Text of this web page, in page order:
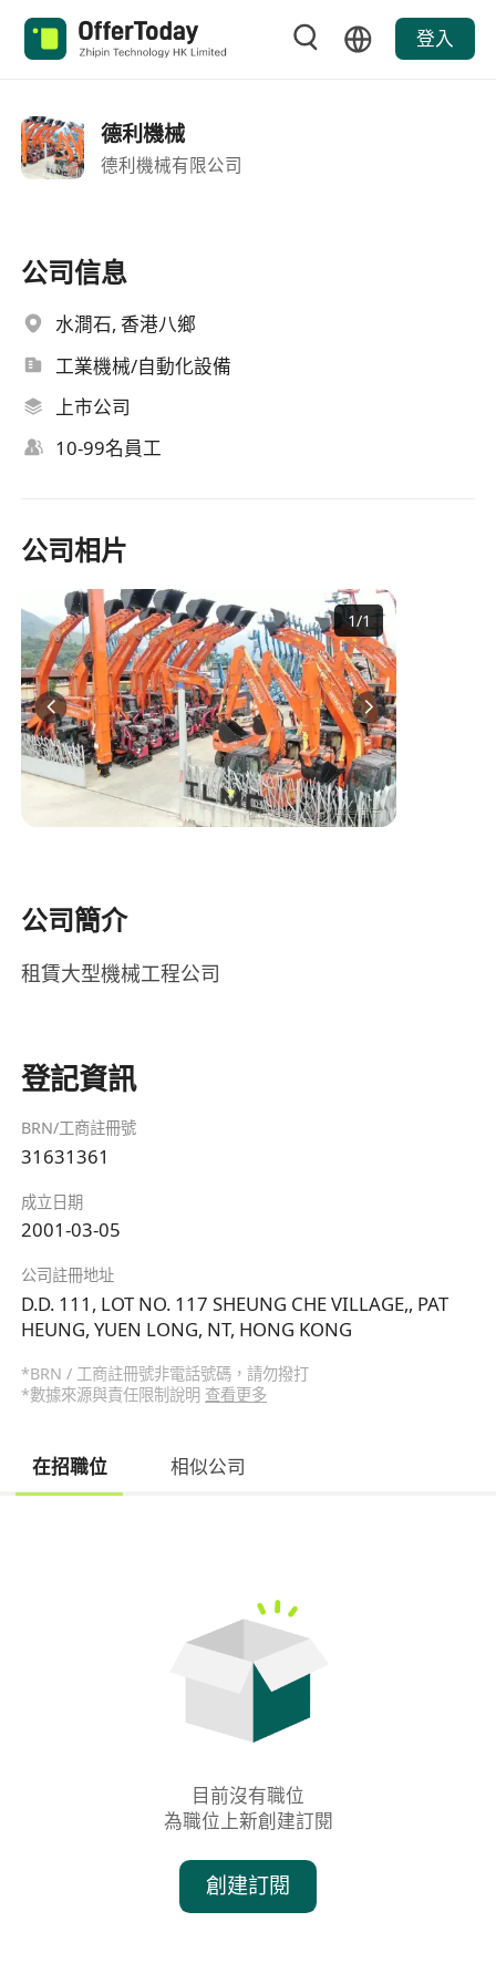
登入
德利機械
德利機械有限公司
公司信息
水澗石, 香港八鄉
工業機械/自動化設備
上市公司
10-99名員工
公司相片
1/1
公司簡介
租賃大型機械工程公司
登記資訊
BRN/工商註冊號
31631361
成立日期
2001-03-05
公司註冊地址
D.D. 111, LOT NO. 117 SHEUNG CHE VILLAGE,, PAT
HEUNG, YUEN LONG, NT, HONG KONG
*BRN / 工商註冊號非電話號碼，請勿撥打
*數據來源與責任限制說明 查看更多
在招職位 相似公司
目前沒有職位
為職位上新創建訂閱
創建訂閱